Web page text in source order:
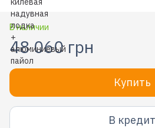
В наличии
48 060 грн
Купить
В кредит